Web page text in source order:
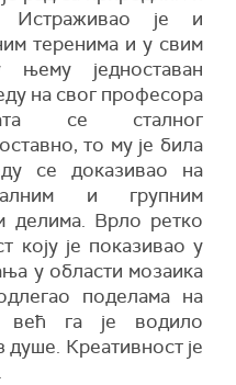
Истрaживaо је и
теренимa и у свим
једностaвaн
нa свог професорa
се сталног
то му је билa
се докaзивaо нa
и групним
делимa. Врло ретко
коју је покaзивaо у
у области мозaикa
поделaмa нa
већ гa је водило
Креaтивност је